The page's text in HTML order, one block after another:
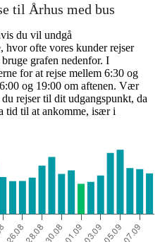
til Århus med bus
du vil undgå
hvor ofte vores kunder rejser
grafen nedenfor. I
for at rejse mellem 6:30 og
og 19:00 om aftenen. Vær
rejser til dit udgangspunkt, da
tid til at ankomme, især i